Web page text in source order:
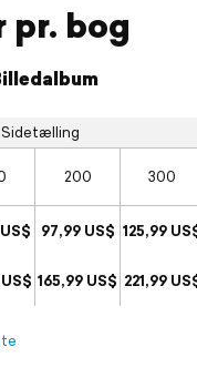
pr. bog
Sidetælling
200 300
97,99 US$ 125,99
165,99 US$ 221,99